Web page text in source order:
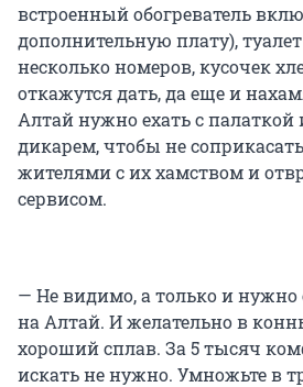
встроенный обогреватель
дополнительную плату),
несколько номеров, кусочек
откажутся дать, да еще и
Алтай нужно ехать с палаткой
дикарем, чтобы не
жителями с их хамством и
сервисом.
— Не видимо, а только и нужно
на Алтай. И желательно в
хороший сплав. За 5 тысяч
искать не нужно. Умножьте в